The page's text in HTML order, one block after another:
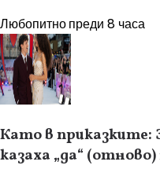
Любопитнопреди 8 часа
Като в приказките:
казаха „да“